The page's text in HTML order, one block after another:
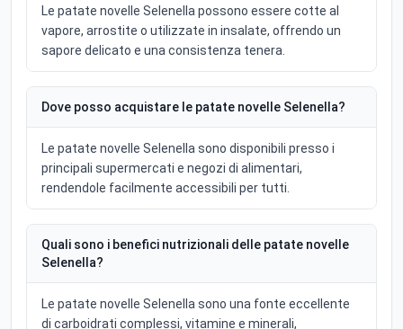
Le patate novelle Selenella possono essere cotte al
vapore, arrostite o utilizzate in insalate, offrendo un
sapore delicato e una consistenza tenera.
Dove posso acquistare le patate novelle Selenella?
Le patate novelle Selenella sono disponibili presso i
principali supermercati e negozi di alimentari,
rendendole facilmente accessibili per tutti.
Quali sono i benefici nutrizionali delle patate novelle
Selenella?
Le patate novelle Selenella sono una fonte eccellente
di carboidrati complessi, vitamine e minerali,